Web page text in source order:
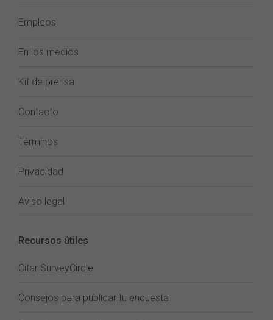
Empleos
En los medios
Kit de prensa
Contacto
Términos
Privacidad
Aviso legal
Recursos útiles
Citar SurveyCircle
Consejos para publicar tu encuesta